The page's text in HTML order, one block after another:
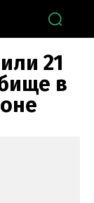
21
в